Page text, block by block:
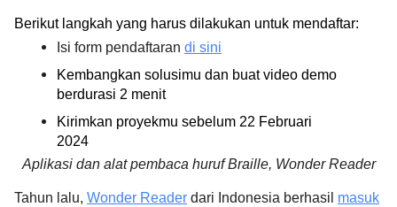
Berikut langkah yang harus dilakukan untuk mendaftar:
Isi form pendaftaran di sini
Kembangkan solusimu dan buat video demo
berdurasi 2 menit
Kirimkan proyekmu sebelum 22 Februari
2024
Aplikasi dan alat pembaca huruf Braille, Wonder Reader
Tahun lalu, Wonder Reader dari Indonesia berhasil masuk